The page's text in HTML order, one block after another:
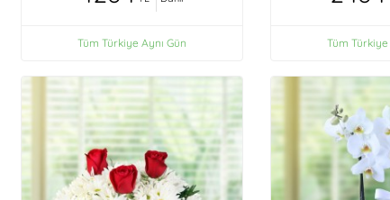
Tüm Türkiye Aynı Gün Tüm Türkiye